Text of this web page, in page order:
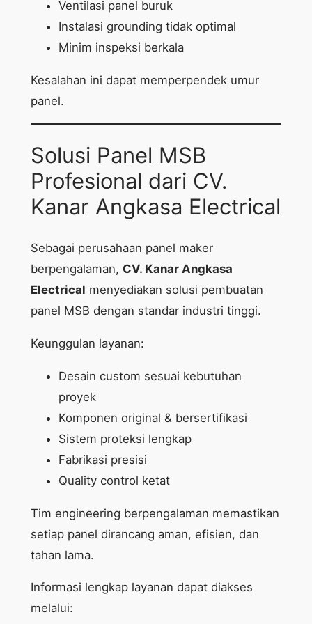
Ventilasi panel buruk
Instalasi grounding tidak optimal
Minim inspeksi berkala
Kesalahan ini dapat memperpendek umur
panel.
Solusi Panel MSB
Profesional dari CV.
Kanar Angkasa Electrical
Sebagai perusahaan panel maker
berpengalaman, CV. Kanar Angkasa
Electrical menyediakan solusi pembuatan
panel MSB dengan standar industri tinggi.
Keunggulan layanan:
Desain custom sesuai kebutuhan
proyek
Komponen original & bersertifikasi
Sistem proteksi lengkap
Fabrikasi presisi
Quality control ketat
Tim engineering berpengalaman memastikan
setiap panel dirancang aman, efisien, dan
tahan lama.
Informasi lengkap layanan dapat diakses
melalui: